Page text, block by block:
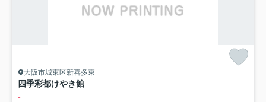
大阪市城東区新喜多東
四季彩都けやき館
-